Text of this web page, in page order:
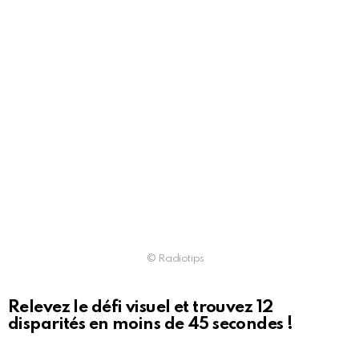
© Radiotips
Relevez le défi visuel et trouvez 12
disparités en moins de 45 secondes !